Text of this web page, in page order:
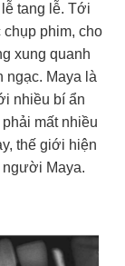
tang lễ. Tới
phim, cho
xung quanh
ngạc. Maya là
nhiều bí ẩn
mất nhiều
thế giới hiện
người Maya.